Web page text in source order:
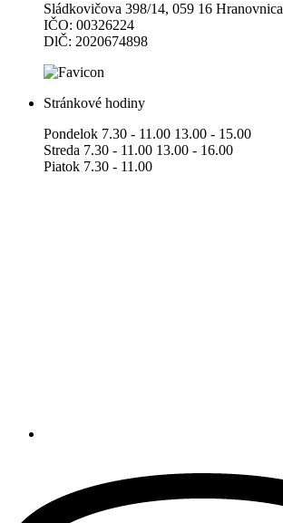
Sládkovičova 398/14, 059 16 Hranovnica
IČO: 00326224
DlČ: 2020674898
Stránkové hodiny
Pondelok 7.30 - 11.00 13.00 - 15.00
Streda 7.30 - 11.00 13.00 - 16.00
Piatok 7.30 - 11.00